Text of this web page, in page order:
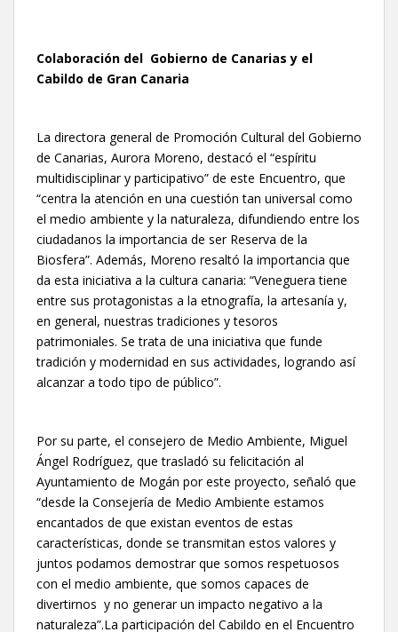
Colaboración del Gobierno de Canarias y el
Cabildo de Gran Canaria
La directora general de Promoción Cultural del Gobierno
de Canarias, Aurora Moreno, destacó el “espíritu
multidisciplinar y participativo” de este Encuentro, que
“centra la atención en una cuestión tan universal como
el medio ambiente y la naturaleza, difundiendo entre los
ciudadanos la importancia de ser Reserva de la
Biosfera”. Además, Moreno resaltó la importancia que
da esta iniciativa a la cultura canaria: “Veneguera tiene
entre sus protagonistas a la etnografía, la artesanía y,
en general, nuestras tradiciones y tesoros
patrimoniales. Se trata de una iniciativa que funde
tradición y modernidad en sus actividades, logrando así
alcanzar a todo tipo de público”.
Por su parte, el consejero de Medio Ambiente, Miguel
Ángel Rodríguez, que trasladó su felicitación al
Ayuntamiento de Mogán por este proyecto, señaló que
“desde la Consejería de Medio Ambiente estamos
encantados de que existan eventos de estas
características, donde se transmitan estos valores y
juntos podamos demostrar que somos respetuosos
con el medio ambiente, que somos capaces de
divertirnos y no generar un impacto negativo a la
naturaleza”.La participación del Cabildo en el Encuentro